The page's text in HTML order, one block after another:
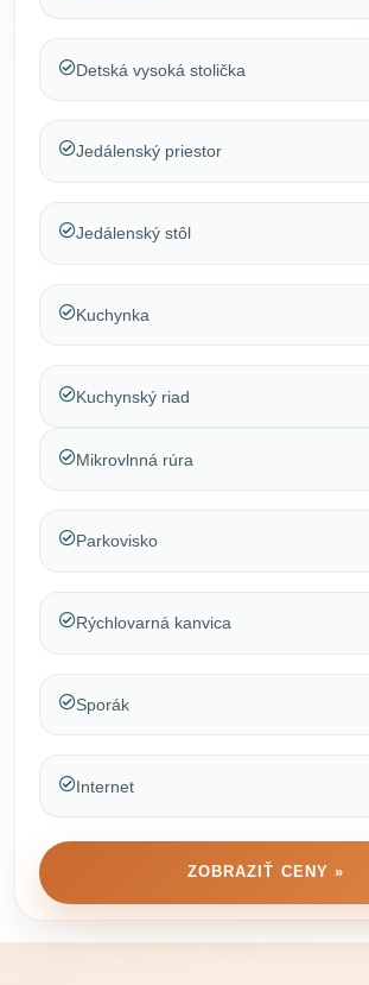
Detská vysoká stolička
Jedálenský priestor
Jedálenský stôl
Kuchynka
Kuchynský riad
Mikrovlnná rúra
Parkovisko
Rýchlovarná kanvica
Sporák
Internet
ZOBRAZIŤ CENY »